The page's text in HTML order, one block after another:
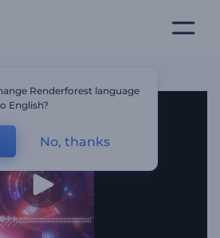
Renderforest language
English?
No, thanks